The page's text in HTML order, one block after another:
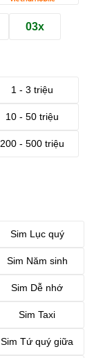
03x
1 - 3 triệu
10 - 50 triệu
200 - 500 triệu
Sim Lục quý
Sim Năm sinh
Sim Dễ nhớ
Sim Taxi
Sim Tứ quý giữa